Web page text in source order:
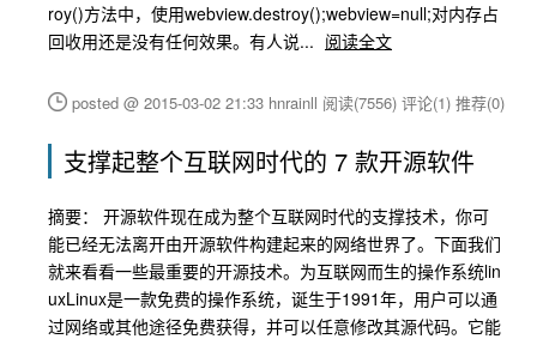
roy()方法中，使用webview.destroy();webview=null;对内存占
回收用还是没有任何效果。有人说... 阅读全文
posted @ 2015-03-02 21:33 hnrainll 阅读(7556) 评论(1) 推荐(0)
支撑起整个互联网时代的 7 款开源软件
摘要： 开源软件现在成为整个互联网时代的支撑技术，你可
能已经无法离开由开源软件构建起来的网络世界了。下面我们
就来看看一些最重要的开源技术。为互联网而生的操作系统lin
uxLinux是一款免费的操作系统，诞生于1991年，用户可以通
过网络或其他途径免费获得，并可以任意修改其源代码。它能